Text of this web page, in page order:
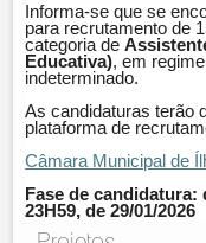
Informa-se que se
para recrutamento de
categoria de
Educativa), em
indeterminado.
As candidaturas terão
plataforma de
Câmara Municipal de
Fase de candidatura:
23H59, de 29/01/2026